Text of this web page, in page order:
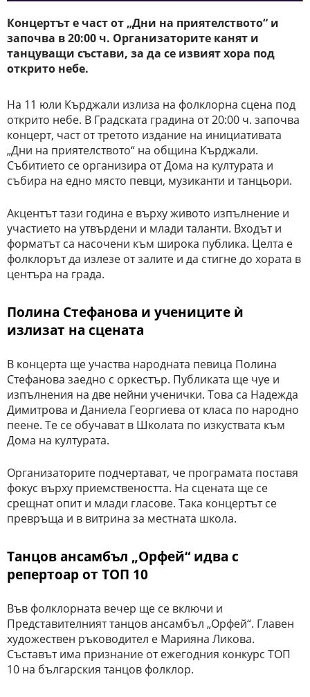
Концертът е част от „Дни на приятелството“ и
започва в 20:00 ч. Организаторите канят и
танцуващи състави, за да се извият хора под
открито небе.
На 11 юли Кърджали излиза на фолклорна сцена под
открито небе. В Градската градина от 20:00 ч. започва
концерт, част от третото издание на инициативата
„Дни на приятелството“ на община Кърджали.
Събитието се организира от Дома на културата и
събира на едно място певци, музиканти и танцьори.
Акцентът тази година е върху живото изпълнение и
участието на утвърдени и млади таланти. Входът и
форматът са насочени към широка публика. Целта е
фолклорът да излезе от залите и да стигне до хората в
центъра на града.
Полина Стефанова и учениците ѝ
излизат на сцената
В концерта ще участва народната певица Полина
Стефанова заедно с оркестър. Публиката ще чуе и
изпълнения на две нейни ученички. Това са Надежда
Димитрова и Даниела Георгиева от класа по народно
пеене. Те се обучават в Школата по изкуствата към
Дома на културата.
Организаторите подчертават, че програмата поставя
фокус върху приемствеността. На сцената ще се
срещнат опит и млади гласове. Така концертът се
превръща и в витрина за местната школа.
Танцов ансамбъл „Орфей“ идва с
репертоар от ТОП 10
Във фолклорната вечер ще се включи и
Представителният танцов ансамбъл „Орфей“. Главен
художествен ръководител е Марияна Ликова.
Съставът има признание от ежегодния конкурс ТОП
10 на българския танцов фолклор.